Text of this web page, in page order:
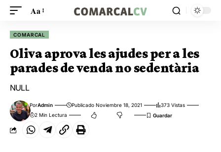
Aa
COMARCAL
Oliva aprova les ajudes per a les
parades de venda no sedentària
NULL
PorAdmin Publicado Noviembre 18, 2021
373 Vistas
2 Min Lectura